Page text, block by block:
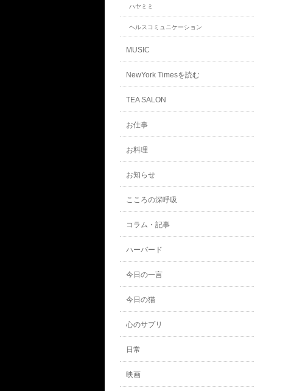
ハヤミミ
ヘルスコミュニケーション
MUSIC
NewYork Timesを読む
TEA SALON
お仕事
お料理
お知らせ
こころの深呼吸
コラム・記事
ハーバード
今日の一言
今日の猫
心のサプリ
日常
映画